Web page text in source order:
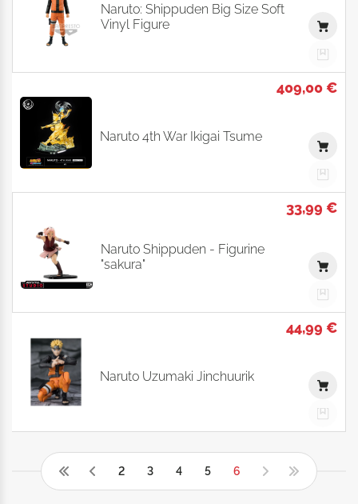
Naruto: Shippuden Big Size Soft
Vinyl Figure
409,00 €
Naruto 4th War Ikigai Tsume
33,99 €
Naruto Shippuden - Figurine
"sakura"
44,99 €
Naruto Uzumaki Jinchuurik
2 3 4 5 6